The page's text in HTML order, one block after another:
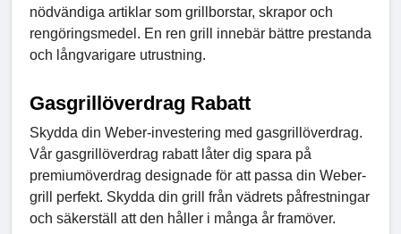
nödvändiga artiklar som grillborstar, skrapor och
rengöringsmedel. En ren grill innebär bättre prestanda
och långvarigare utrustning.
Gasgrillöverdrag Rabatt
Skydda din Weber-investering med gasgrillöverdrag.
Vår gasgrillöverdrag rabatt låter dig spara på
premiumöverdrag designade för att passa din Weber-
grill perfekt. Skydda din grill från vädrets påfrestningar
och säkerställ att den håller i många år framöver.